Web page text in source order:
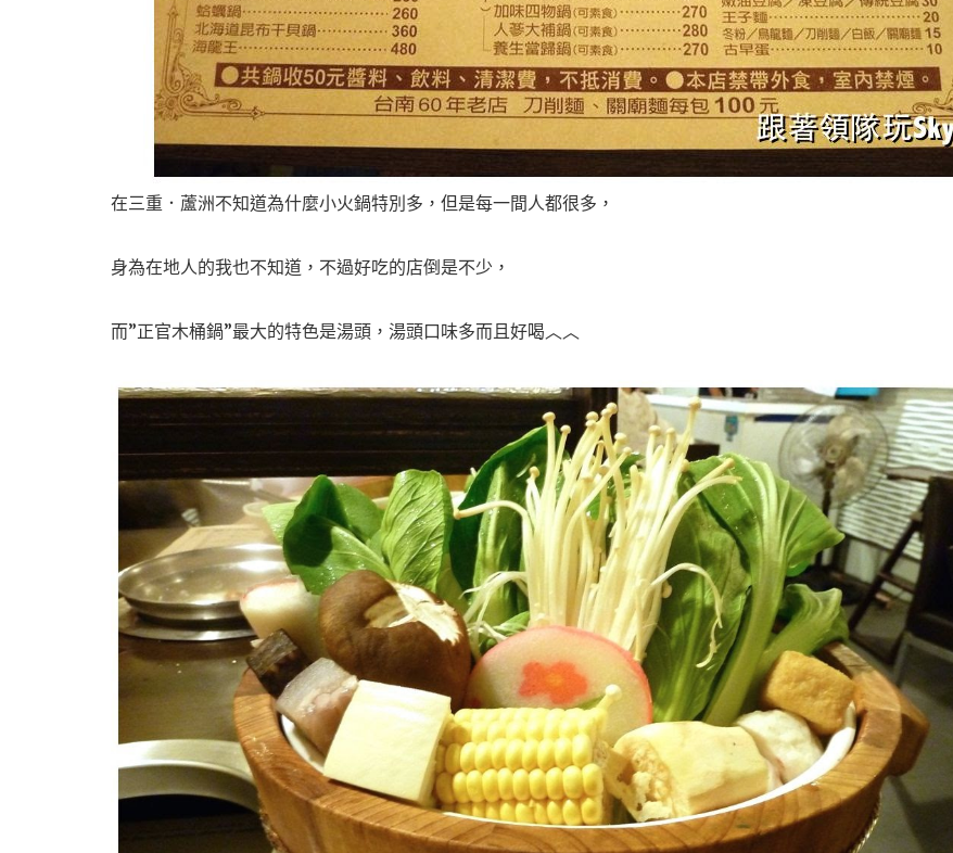
在三重．蘆洲不知道為什麼小火鍋特別多，但是每一間人都很多，
身為在地人的我也不知道，不過好吃的店倒是不少，
而”正官木桶鍋”最大的特色是湯頭，湯頭口味多而且好喝︿︿